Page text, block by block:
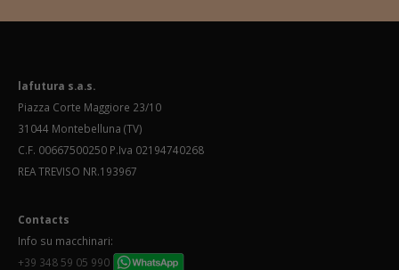
lafutura s.a.s.
Piazza Corte Maggiore 23/10
31044 Montebelluna (TV)
C.F. 00667500250 P.Iva 02194740268
REA TREVISO NR.193967
Contacts
Info su macchinari:
+39 348 59 05 990